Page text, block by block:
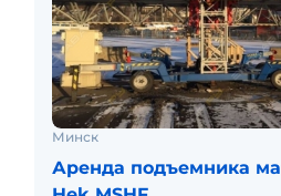
Минск
Аренда подъемника